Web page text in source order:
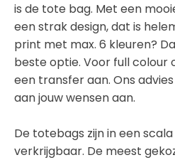
is de tote bag. Met een
een strak design, dat is
print met max. 6 kleuren?
beste optie. Voor full colour
een transfer aan. Ons
aan jouw wensen aan.
De totebags zijn in een
verkrijgbaar. De meest